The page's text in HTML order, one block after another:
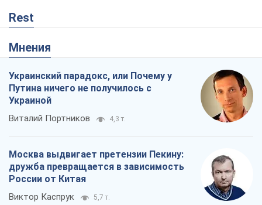
Rest
Мнения
Украинский парадокс, или Почему у
Путина ничего не получилось с
Украиной
Виталий Портников 4,3 т.
Москва выдвигает претензии Пекину:
дружба превращается в зависимость
России от Китая
Виктор Каспрук 5,7 т.